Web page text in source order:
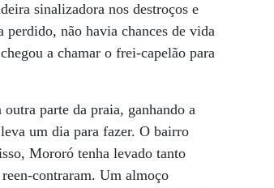
sinalizadora nos destroços e
perdido, não havia chances de vida
a chamar o frei-capelão para
parte da praia, ganhando a
um dia para fazer. O bairro
Mororó tenha levado tanto
contraram. Um almoço